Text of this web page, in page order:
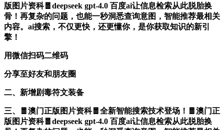
版图片资科🧧deepseek gpt-4.0 百度ai让信息检索从此脱胎换
骨！再复杂的问题，也能一秒洞悉查询意图，智能推荐最相关
内容。ai搜索，不仅更快，还更懂你，是你获取知识的新引
擎！
用微信扫码二维码
分享至好友和朋友圈
二、新增剧毒符文装备
三、🧧澳门正版图片资科🧧全新智能搜索技术登场！🧧澳门正
版图片资科🧧deepseek gpt-4.0 百度ai让信息检索从此脱胎换